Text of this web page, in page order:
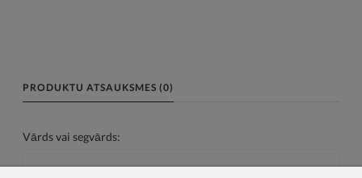
PRODUKTU ATSAUKSMES (0)
Vārds vai segvārds: